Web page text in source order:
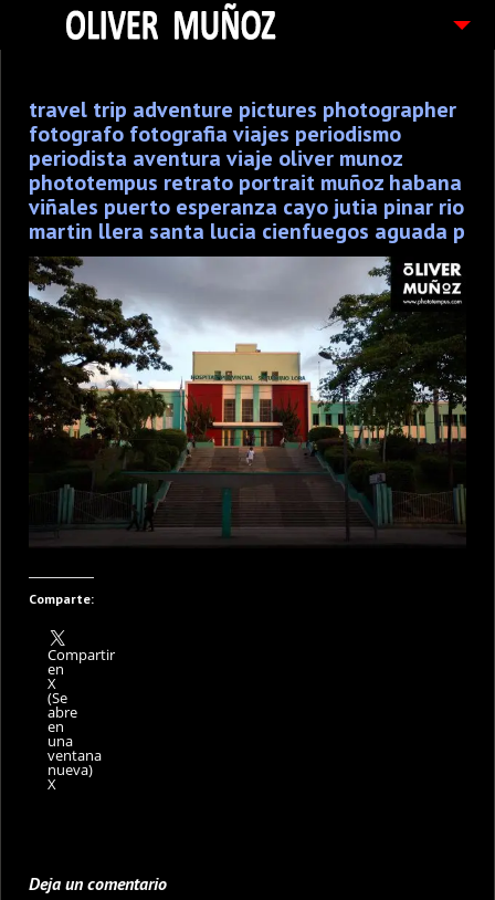
FOTOGRAFIAS
CONTACTO
PEDIDOS
travel trip adventure pictures photographer
fotografo fotografia viajes periodismo
periodista aventura viaje oliver munoz
phototempus retrato portrait muñoz habana
viñales puerto esperanza cayo jutia pinar rio
martin llera santa lucia cienfuegos aguada p
Comparte:
Compartir
en
X
(Se
abre
en
una
ventana
nueva)
X
Deja un comentario